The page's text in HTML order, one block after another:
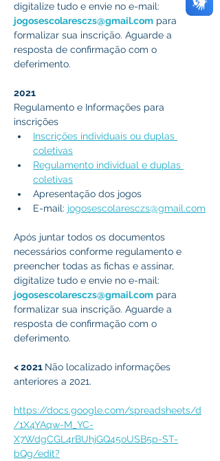
digitalize tudo e envie no e-mail:
jogosescolaresczs@gmail.com para
formalizar sua inscrição. Aguarde a
resposta de confirmação com o
deferimento.
2021
Regulamento e Informações para
inscrições
Inscrições individuais ou duplas
coletivas
Regulamento individual e duplas
coletivas
Apresentação dos jogos
E-mail: jogosescolaresczs@gmail.com
Após juntar todos os documentos
necessários conforme regulamento e
preencher todas as fichas e assinar,
digitalize tudo e envie no e-mail:
jogosescolaresczs@gmail.com para
formalizar sua inscrição. Aguarde a
resposta de confirmação com o
deferimento.
< 2021 Não localizado informações
anteriores a 2021.
https://docs.google.com/spreadsheets/d
/1X4YAqw-M_YC-
X7WdgCGL4rBUhjGQ45oUSB5p-ST-
bQg/edit?